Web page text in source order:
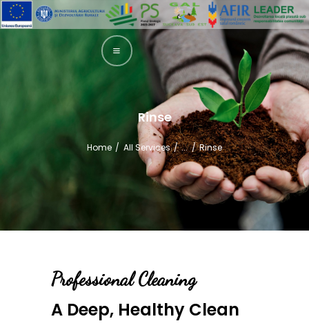
Rinse
Home All Services ... Rinse
GAL SUCEAVA SUD EST
Grupul de Actiune Locala Suceava Sud Est
ACASA
PREZENTARE
LEADER
INTERVENȚII
GHIDURI
FINANȚARE
ȘTIRI
CONTACT
Professional Cleaning
A Deep, Healthy Clean